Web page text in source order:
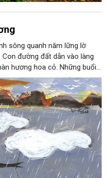
sông quanh năm lững lờ
đường đất dẫn vào làng
hương hoa cỏ. Những buổi
phía cuối sông, đám hoa tím
một lớp khói.